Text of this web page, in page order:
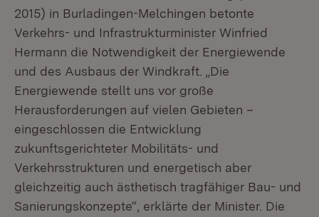
2015) in Burladingen-Melchingen betonte
Verkehrs- und Infrastrukturminister Winfried
Hermann die Notwendigkeit der Energiewende
und des Ausbaus der Windkraft. „Die
Energiewende stellt uns vor große
Herausforderungen auf vielen Gebieten –
eingeschlossen die Entwicklung
zukunftsgerichteter Mobilitäts- und
Verkehrsstrukturen und energetisch aber
gleichzeitig auch ästhetisch tragfähiger Bau- und
Sanierungskonzepte“, erklärte der Minister. Die